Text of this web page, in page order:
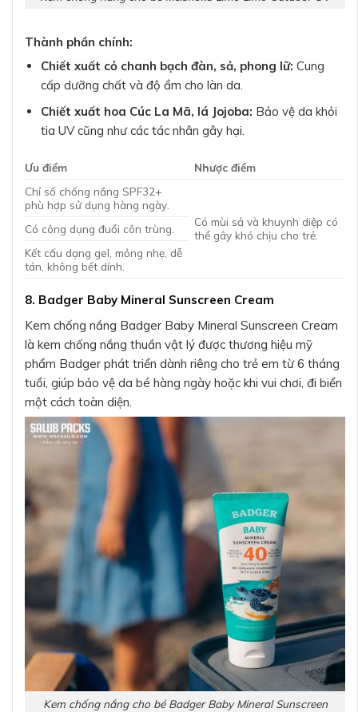
Thành phần chính:
Chiết xuất cỏ chanh bạch đàn, sả, phong lữ: Cung
cấp dưỡng chất và độ ẩm cho làn da.
Chiết xuất hoa Cúc La Mã, lá Jojoba: Bảo vệ da khỏi
tia UV cũng như các tác nhân gây hại.
Ưu điểm
Nhược điểm
Chỉ số chống nắng SPF32+
phù hợp sử dụng hàng ngày.
Có mùi sả và khuynh diệp có
thể gây khó chịu cho trẻ.
Có công dụng đuổi côn trùng.
Kết cấu dạng gel, mỏng nhẹ, dễ
tán, không bết dính.
8. Badger Baby Mineral Sunscreen Cream
Kem chống nắng Badger Baby Mineral Sunscreen Cream
là kem chống nắng thuần vật lý được thương hiệu mỹ
phẩm Badger phát triển dành riêng cho trẻ em từ 6 tháng
tuổi, giúp bảo vệ da bé hàng ngày hoặc khi vui chơi, đi biển
một cách toàn diện.
Kem chống nắng cho bé Badger Baby Mineral Sunscreen